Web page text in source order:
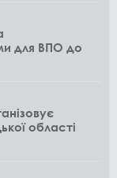
для ВПО до
області